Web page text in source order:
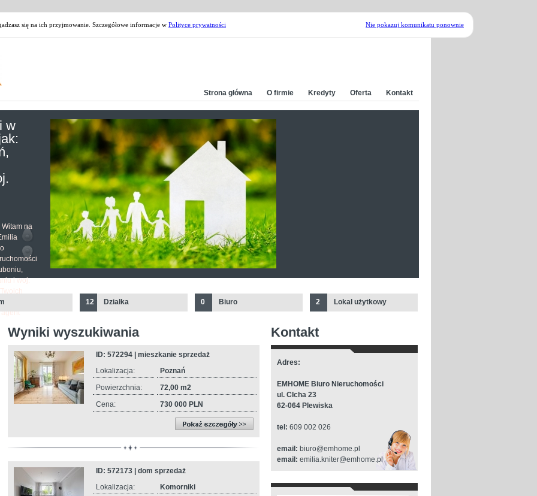
się na ich przyjmowanie. Szczegółowe informacje w Polityce prywatności Nie pokazuj komunikatu ponownie
Strona główna O firmie Kredyty Oferta Kontakt
w
Witam na
i woj.
umów
12 Działka 0 Biuro 2 Lokal użytkowy
Wyniki wyszukiwania
ID: 572294 | mieszkanie sprzedaż
Lokalizacja:
Poznań
Powierzchnia:
72,00 m2
Cena:
730 000 PLN
ID: 572173 | dom sprzedaż
Lokalizacja:
Komorniki
Kontakt
Adres:
EMHOME Biuro Nieruchomości
ul. CIcha 23
62-064 Plewiska
tel: 609 002 026
email: biuro@emhome.pl
email: emilia.kniter@emhome.pl